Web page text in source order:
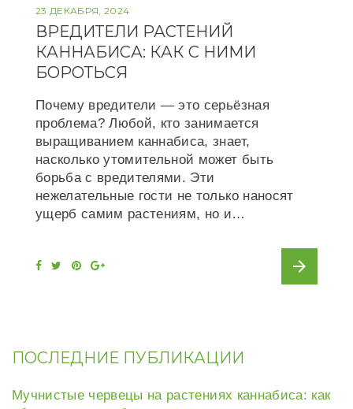
23 ДЕКАБРЯ, 2024
ВРЕДИТЕЛИ РАСТЕНИЙ
КАННАБИСА: КАК С НИМИ
БОРОТЬСЯ
Почему вредители — это серьёзная
проблема? Любой, кто занимается
выращиванием каннабиса, знает,
насколько утомительной может быть
борьба с вредителями. Эти
нежелательные гости не только наносят
ущерб самим растениям, но и…
F
P
t
G
arrow_forward
ПОСЛЕДНИЕ ПУБЛИКАЦИИ
Мучнистые червецы на растениях каннабиса: как